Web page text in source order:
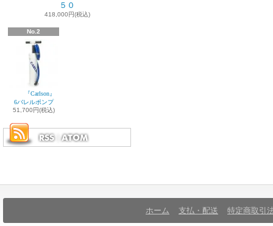
５０
418,000円(税込)
No.2
『Carlson』
6バレルポンプ
51,700円(税込)
ホーム 支払・配送 特定商取引